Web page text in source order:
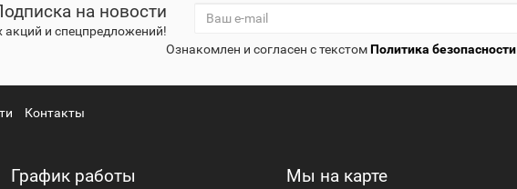
на новости
акций и спецпредложений!
Ознакомлен и согласен с текстомПолитика безопасности
Контакты
График работы Мы на карте